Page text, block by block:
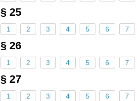
§ 25
1 2 3 4 5 6 7
§ 26
1 2 3 4 5 6 7
§ 27
1 2 3 4 5 6 7